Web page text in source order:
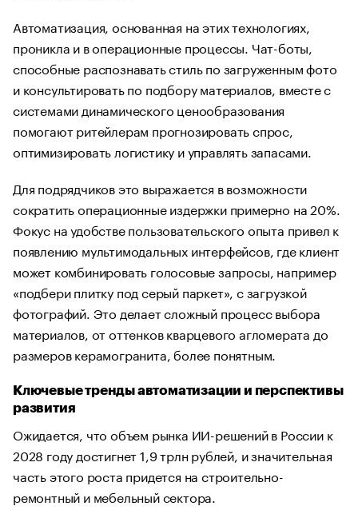
Автоматизация, основанная на этих технологиях,
проникла и в операционные процессы. Чат-боты,
способные распознавать стиль по загруженным фото
и консультировать по подбору материалов, вместе с
системами динамического ценообразования
помогают ритейлерам прогнозировать спрос,
оптимизировать логистику и управлять запасами.
Для подрядчиков это выражается в возможности
сократить операционные издержки примерно на 20%.
Фокус на удобстве пользовательского опыта привел к
появлению мультимодальных интерфейсов, где клиент
может комбинировать голосовые запросы, например
«подбери плитку под серый паркет», с загрузкой
фотографий. Это делает сложный процесс выбора
материалов, от оттенков кварцевого агломерата до
размеров керамогранита, более понятным.
Ключевые тренды автоматизации и перспективы
развития
Ожидается, что объем рынка ИИ-решений в России к
2028 году достигнет 1,9 трлн рублей, и значительная
часть этого роста придется на строительно-
ремонтный и мебельный сектора.